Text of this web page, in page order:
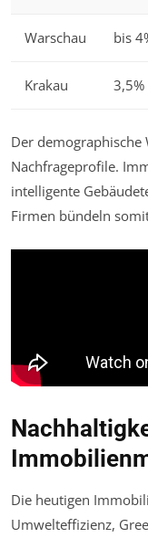
Warschau bis
Krakau 3,5%
Der
Nachfrageprofile.
intelligente
Firmen bündeln
Die heutigen
Umwelteffizienz,